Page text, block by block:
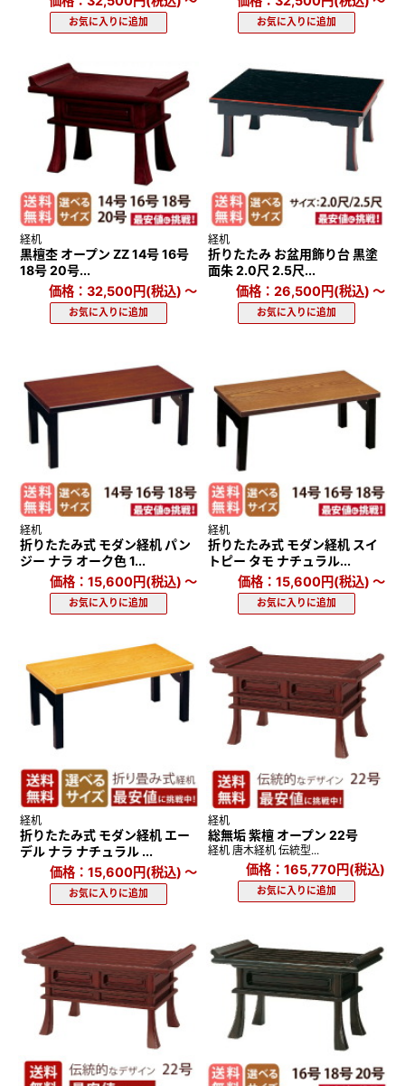
経机
黒檀杢 オープン ZZ 14号 16号
18号 20号...
価格：32,500円(税込) ～
経机
折りたたみ お盆用飾り台 黒塗
面朱 2.0尺 2.5尺...
価格：26,500円(税込) ～
経机
折りたたみ式 モダン経机 パン
ジー ナラ オーク色 1...
価格：15,600円(税込) ～
経机
折りたたみ式 モダン経机 スイ
トピー タモ ナチュラル...
価格：15,600円(税込) ～
経机
折りたたみ式 モダン経机 エー
デル ナラ ナチュラル ...
価格：15,600円(税込) ～
経机
総無垢 紫檀 オープン 22号
経机 唐木経机 伝統型...
価格：165,770円(税込)